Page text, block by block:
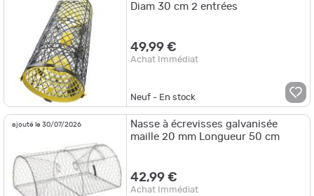
Diam 30 cm 2 entrées
49,99 €
Achat Immédiat
Neuf - En stock
ajouté le 30/07/2026
Nasse à écrevisses galvanisée
maille 20 mm Longueur 50 cm
42,99 €
Achat Immédiat